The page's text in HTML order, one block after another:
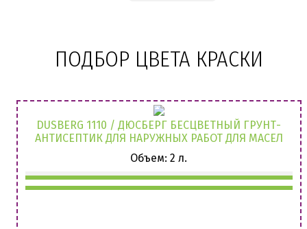
ПОДБОР ЦВЕТА КРАСКИ
DUSBERG 1110 / ДЮСБЕРГ БЕСЦВЕТНЫЙ ГРУНТ-
АНТИСЕПТИК ДЛЯ НАРУЖНЫХ РАБОТ ДЛЯ МАСЕЛ
Объем: 2 л.